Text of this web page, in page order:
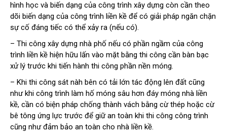
hình học và biến dạng của công trình xây dựng còn cần theo
dõi biến dạng của công trình liền kề để có giải pháp ngăn chặn
sự cố đáng tiếc có thể xảy ra (nếu có).
– Thi công xây dựng nhà phố nếu có phần ngầm của công
trình liền kề hiện hữu lấn vào mặt bằng thi công cần bàn bạc
xử lý trước khi tiến hành thi công phần nền móng.
– Khi thi công sát nàh bên có tải lớn tác động lên đất cũng
như khi công trình làm hố móng sâu hơn đáy móng nhà liền
kề, cần có biện pháp chống thành vách bằng cừ thép hoặc cừ
bê tông ứng lực trước để giữ an toàn khi thi công công trình
cũng như đảm bảo an toàn cho nhà liền kề.